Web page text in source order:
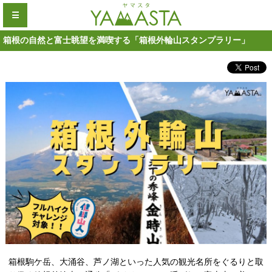
☰
箱根の自然と富士眺望を満喫する「箱根外輪山スタンプラリー」
箱根駒ケ岳、大涌谷、芦ノ湖といった人気の観光名所をぐるりと取